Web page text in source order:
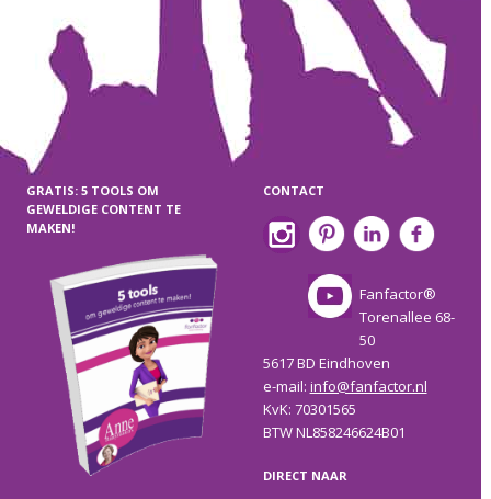
GRATIS: 5 TOOLS OM
GEWELDIGE CONTENT TE
MAKEN!
CONTACT
Fanfactor®
Torenallee 68-
50
5617 BD Eindhoven
e-mail: info@fanfactor.nl
KvK: 70301565
BTW NL858246624B01
DIRECT NAAR